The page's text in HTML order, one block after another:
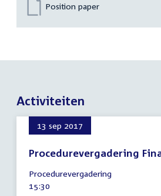
Position paper
Activiteiten
13 sep 2017
Procedurevergadering
september
2017
Procedurevergadering
Tijd
15:30